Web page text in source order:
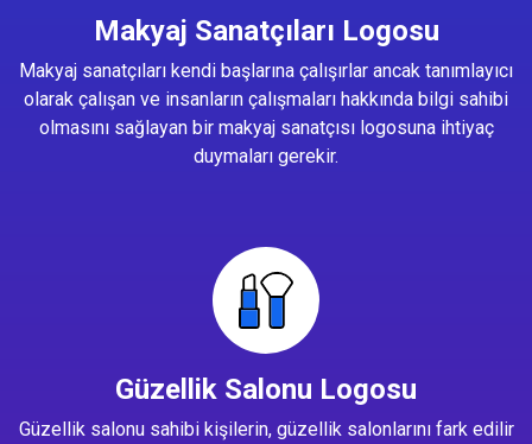
Makyaj Sanatçıları Logosu
Makyaj sanatçıları kendi başlarına çalışırlar ancak tanımlayıcı
olarak çalışan ve insanların çalışmaları hakkında bilgi sahibi
olmasını sağlayan bir makyaj sanatçısı logosuna ihtiyaç
duymaları gerekir.
Güzellik Salonu Logosu
Güzellik salonu sahibi kişilerin, güzellik salonlarını fark edilir